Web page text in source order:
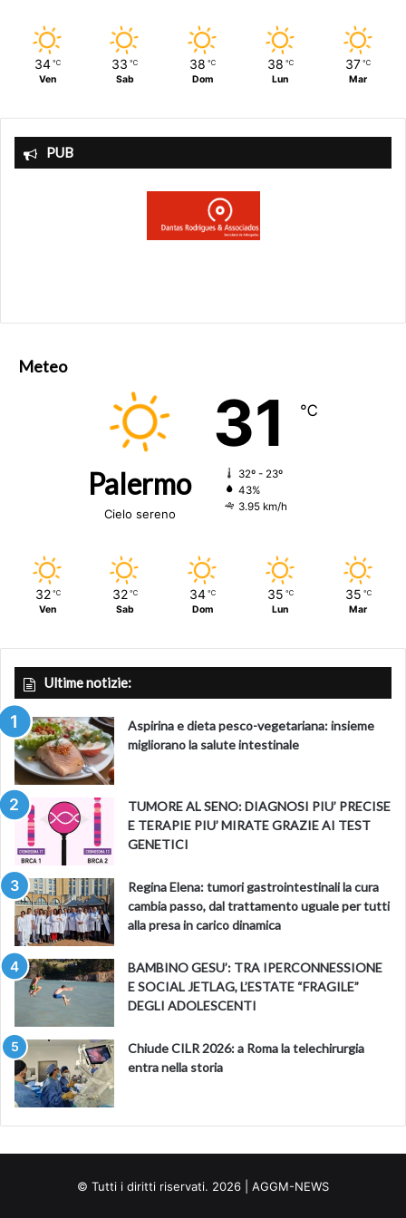
s’habiller précipitamment dans la rue en sortant des
bâtiments voisins.
explosé », nous explique de son côté Rolande, une
résidente de l’immeuble situé juste en face, de l’autre côté
de la rue Sainte-Cécile. Une heure plus tard, « les
FONTENicolas Berrod, avec Jérémie Pham-Lê, Philippe
Baverel et Tanguy de l’Espinay LEPARISIEN.FR
Compte Twitter @croissandeau
Fonte di notizie LEPARISIEN.FR
34 ℃
Ven
33 ℃
Sab
38 ℃
Dom
38 ℃
Lun
37 ℃
Mar
PUB
Meteo
Palermo
Cielo sereno
31 ℃
32º - 23º
43%
3.95 km/h
32 ℃
Ven
32 ℃
Sab
34 ℃
Dom
35 ℃
Lun
35 ℃
Mar
Ultime notizie:
Aspirina e dieta pesco-vegetariana: insieme
migliorano la salute intestinale
TUMORE AL SENO: DIAGNOSI PIU’ PRECISE
E TERAPIE PIU’ MIRATE GRAZIE AI TEST
GENETICI
Regina Elena: tumori gastrointestinali la cura
cambia passo, dal trattamento uguale per tutti
alla presa in carico dinamica
BAMBINO GESU’: TRA IPERCONNESSIONE
E SOCIAL JETLAG, L’ESTATE “FRAGILE”
DEGLI ADOLESCENTI
Chiude CILR 2026: a Roma la telechirurgia
entra nella storia
© Tutti i diritti riservati. 2026 | AGGM-NEWS